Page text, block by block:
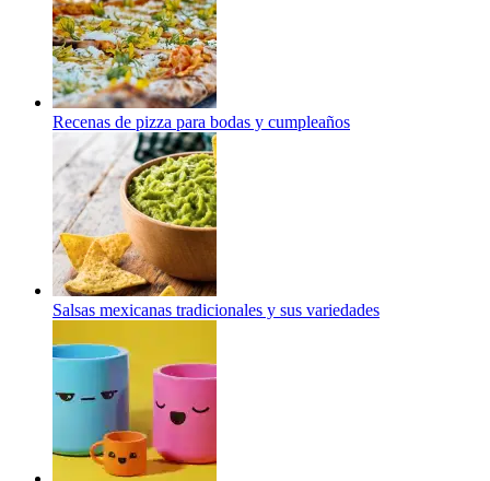
Recenas de pizza para bodas y cumpleaños
Salsas mexicanas tradicionales y sus variedades